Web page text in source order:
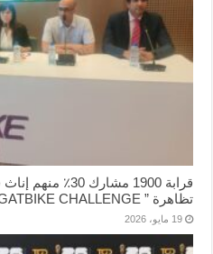
قرابة 1900 مشارك
تظاهرة ” GATBIKE CHALLENGE”
19 مايو، 2026